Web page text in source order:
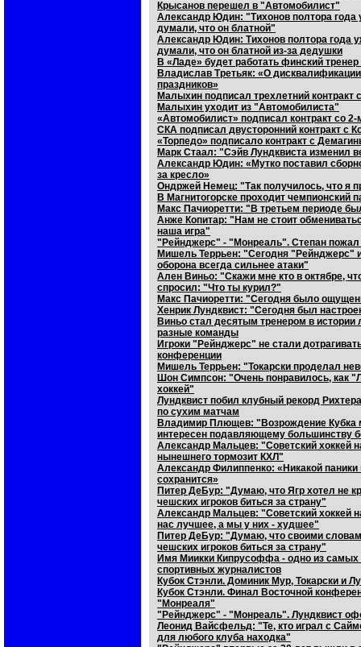
Крысанов перешел в "Автомобилист"
Александр Юдин: "Тихонов полтора года
думали, что он блатной"
Александр Юдин: Тихонов полтора года
думали, что он блатной из-за дедушки
В «Ладе» будет работать финский тренер
Владислав Третьяк: «О
праздников»
Малыхин подписал трехлетний контракт
Малыхин уходит из "Автомобилиста"
«Автомобилист» подписал контракт со
СКА подписал двусторонний контракт с
«Торпедо» подписало контракт с
Марк Стаал: "Сэйв Лундквиста изменил
Александр Юдин: «Мутко поставил
за кресло»
Ондржей Немец: "Так получилось, что я
В Магнитогорске проходит чемпионский
Макс Пачиоретти: "В третьем периоде
Анже Копитар: "Нам не стоит
наша игра"
"Рейнджерс" - "Монреаль". Степан пожал
Мишель Террьен: "Сегодня "Рейнджерс"
оборона всегда сильнее атаки"
Ален Виньо: "Скажи мне кто в октябре,
спросил: "Что ты курил?"
Макс Пачиоретти: "Сегодня было
Хенрик Лундквист: "Сегодня был
Виньо стал десятым тренером в
разные команды
Игроки "Рейнджерс" не стали
конференции
Мишель Террьен: "Токарски проделал
Шон Симпсон: "Очень понравилось, как
хоккей"
Лундквист побил клубный рекорд
по сухим матчам
Владимир Плющев: "Возрождение Кубка
интересен подавляющему большинству
Александр Мальцев: "Советский хоккей
нынешнего тормозит КХЛ"
Александр Филиппенко: «Никакой
сохранится»
Питер ДеБур: "Думаю, что Ягр хотел не
чешских игроков биться за страну"
Александр Мальцев: "Советский хоккей
нас лучшее, а мы у них - худшее"
Питер ДеБур: "Думаю, что своими
чешских игроков биться за страну"
Имя Миикки Кипрусоффа - одно из
спортивных журналистов
Кубок Стэнли. Доминик Мур, Токарски и
Кубок Стэнли. Финал Восточной
"Монреаля"
"Рейнджерс" - "Монреаль". Лундквист
Леонид Вайсфельд: "Те, кто играл с
для любого клуба находка"